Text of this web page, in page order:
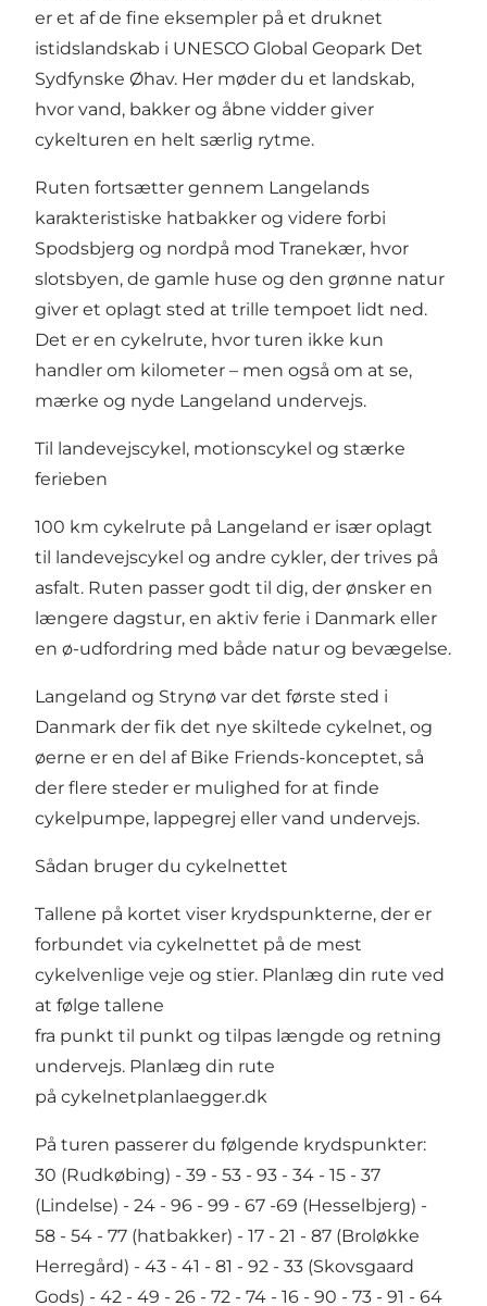
er et af de fine eksempler på et druknet
istidslandskab i UNESCO Global Geopark Det
Sydfynske Øhav. Her møder du et landskab,
hvor vand, bakker og åbne vidder giver
cykelturen en helt særlig rytme.
Ruten fortsætter gennem Langelands
karakteristiske hatbakker og videre forbi
Spodsbjerg og nordpå mod Tranekær, hvor
slotsbyen, de gamle huse og den grønne natur
giver et oplagt sted at trille tempoet lidt ned.
Det er en cykelrute, hvor turen ikke kun
handler om kilometer – men også om at se,
mærke og nyde Langeland undervejs.
Til landevejscykel, motionscykel og stærke
ferieben
100 km cykelrute på Langeland er især oplagt
til landevejscykel og andre cykler, der trives på
asfalt. Ruten passer godt til dig, der ønsker en
længere dagstur, en aktiv ferie i Danmark eller
en ø-udfordring med både natur og bevægelse.
Langeland og Strynø var det første sted i
Danmark der fik det nye skiltede cykelnet, og
øerne er en del af Bike Friends-konceptet, så
der flere steder er mulighed for at finde
cykelpumpe, lappegrej eller vand undervejs.
Sådan bruger du cykelnettet
Tallene på kortet viser krydspunkterne, der er
forbundet via cykelnettet på de mest
cykelvenlige veje og stier. Planlæg din rute ved
at følge tallene
fra punkt til punkt og tilpas længde og retning
undervejs. Planlæg din rute
på cykelnetplanlaegger.dk
På turen passerer du følgende krydspunkter:
30 (Rudkøbing) - 39 - 53 - 93 - 34 - 15 - 37
(Lindelse) - 24 - 96 - 99 - 67 -69 (Hesselbjerg) -
58 - 54 - 77 (hatbakker) - 17 - 21 - 87 (Broløkke
Herregård) - 43 - 41 - 81 - 92 - 33 (Skovsgaard
Gods) - 42 - 49 - 26 - 72 - 74 - 16 - 90 - 73 - 91 - 64